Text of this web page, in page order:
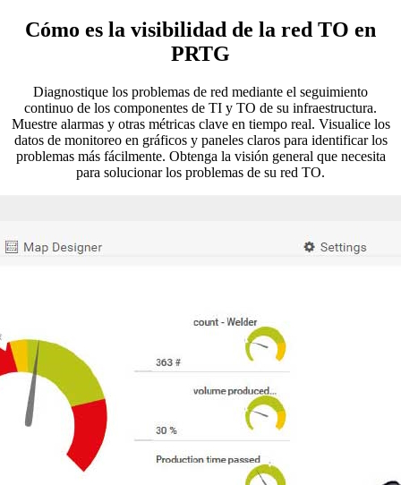
Cómo es la visibilidad de la red TO en
PRTG
Diagnostique los problemas de red mediante el seguimiento
continuo de los componentes de TI y TO de su infraestructura.
Muestre alarmas y otras métricas clave en tiempo real. Visualice los
datos de monitoreo en gráficos y paneles claros para identificar los
problemas más fácilmente. Obtenga la visión general que necesita
para solucionar los problemas de su red TO.